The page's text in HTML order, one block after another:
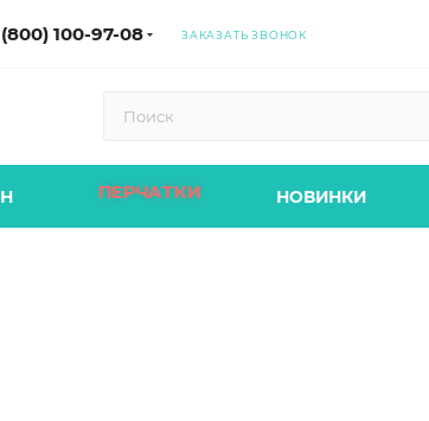
100-97-08 ЗАКАЗАТЬ ЗВОНОК
ПЕРЧАТКИ НОВИНКИ